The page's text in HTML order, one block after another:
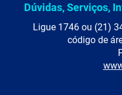
Dúvidas, Serviços,
Ligue 1746 ou (21)
código de